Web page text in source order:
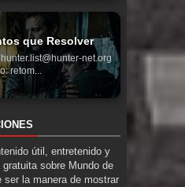
que Resolver
net.org
retom...
útil, entretenido y
sobre Mundo de
ser la manera de mostrar